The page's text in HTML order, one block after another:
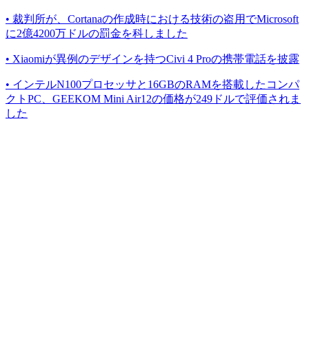
• 裁判所が、Cortanaの作成時における技術の盗用でMicrosoft
に2億4200万ドルの罰金を科しました
• Xiaomiが異例のデザインを持つCivi 4 Proの携帯電話を披露
• インテルN100プロセッサと16GBのRAMを搭載したコンパ
クトPC、GEEKOM Mini Air12の価格が249ドルで評価されま
した